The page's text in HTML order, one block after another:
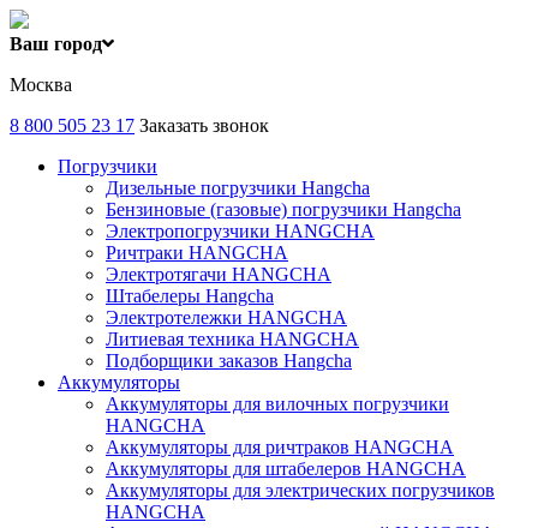
Ваш город
Москва
8 800 505 23 17 Заказать звонок
Погрузчики
Дизельные погрузчики Hangcha
Бензиновые (газовые) погрузчики Hangcha
Электропогрузчики HANGCHA
Ричтраки HANGCHA
Электротягачи HANGCHA
Штабелеры Hangcha
Электротележки HANGCHA
Литиевая техника HANGCHA
Подборщики заказов Hangcha
Аккумуляторы
Аккумуляторы для вилочных погрузчики
HANGCHA
Аккумуляторы для ричтраков HANGCHA
Аккумуляторы для штабелеров HANGCHA
Аккумуляторы для электрических погрузчиков
HANGCHA